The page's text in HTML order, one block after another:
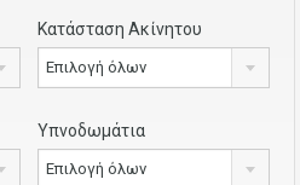
Κατάσταση Ακίνητου
Επιλογή όλων
Υπνοδωμάτια
Επιλογή όλων